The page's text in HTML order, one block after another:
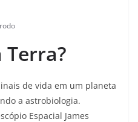
de vida em um planeta
a astrobiologia.
Espacial James